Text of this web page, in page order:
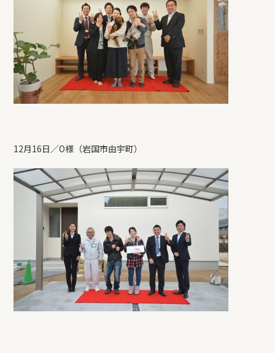
12月16日／O様（岩国市由宇町）